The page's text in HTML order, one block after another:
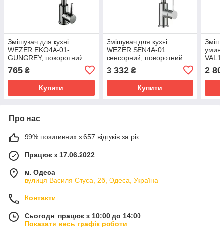
Змішувач для кухні
WEZER EKO4A-01-
GUNGREY, поворотний
вилив, нержавіюча сталь,
збройова сталь
765 ₴
Купити
Змішувач для кухні
WEZER SEN4A-01
сенсорний, поворотний
вилив, нержавіюча сталь,
сатин
3 332₴
Купити
2
Про нас
99% позитивних з 657 відгуків за рік
Працює з 17.06.2022
м. Одеса
вулиця Василя Стуса, 2б, Одеса, Україна
Контакти
Сьогодні працює з 10:00 до 14:00
Показати весь графік роботи